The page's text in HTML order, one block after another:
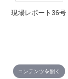
現場レポート36号
コンテンツを開く